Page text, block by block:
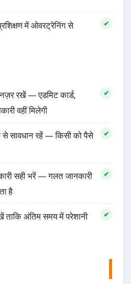
में ओवरट्रेनिंग से
रखें — एडमिट कार्ड,
वहीं मिलेगी
से सावधान रहें — किसी को पैसे
सही भरें — गलत जानकारी
है
ताकि अंतिम समय में परेशानी